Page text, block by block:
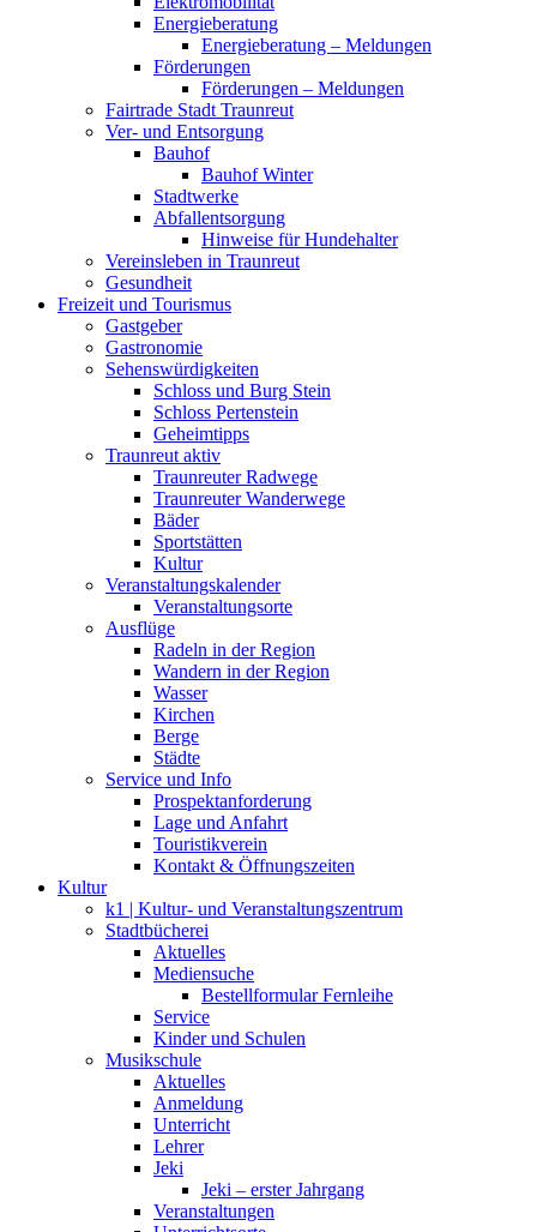
Energieberatung
Energieberatung – Meldungen
Förderungen
Förderungen – Meldungen
Fairtrade Stadt Traunreut
Ver- und Entsorgung
Bauhof
Bauhof Winter
Stadtwerke
Abfallentsorgung
Hinweise für Hundehalter
Vereinsleben in Traunreut
Gesundheit
Freizeit und Tourismus
Gastgeber
Gastronomie
Sehenswürdigkeiten
Schloss und Burg Stein
Schloss Pertenstein
Geheimtipps
Traunreut aktiv
Traunreuter Radwege
Traunreuter Wanderwege
Bäder
Sportstätten
Kultur
Veranstaltungskalender
Veranstaltungsorte
Ausflüge
Radeln in der Region
Wandern in der Region
Wasser
Kirchen
Berge
Städte
Service und Info
Prospektanforderung
Lage und Anfahrt
Touristikverein
Kontakt & Öffnungszeiten
Kultur
k1 | Kultur- und Veranstaltungszentrum
Stadtbücherei
Aktuelles
Mediensuche
Bestellformular Fernleihe
Service
Kinder und Schulen
Musikschule
Aktuelles
Anmeldung
Unterricht
Lehrer
Jeki
Jeki – erster Jahrgang
Veranstaltungen